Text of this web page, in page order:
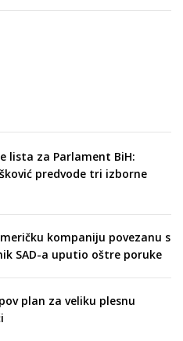
lista za Parlament BiH:
predvode tri izborne
kompaniju povezanu s
SAD-a uputio oštre poruke
plan za veliku plesnu